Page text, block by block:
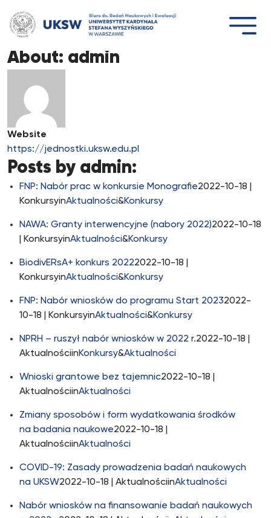
do
treści
About: admin
Website
https://jednostki.uksw.edu.pl
Posts by admin:
FNP: Nabór prac w konkursie Monografie2022-10-18
KonkursyinAktualności&Konkursy
NAWA: Granty interwencyjne (nabory 2022)2022-10-18
| KonkursyinAktualności&Konkursy
BiodivERsA+ konkurs 20222022-10-18
KonkursyinAktualności&Konkursy
FNP: Nabór wniosków do programu Start 20232022-
10-18 | KonkursyinAktualności&Konkursy
NPRH – ruszył nabór wniosków w 2022 r.2022-10-18
AktualnościinKonkursy&Aktualności
Wnioski grantowe bez tajemnic2022-10-18
AktualnościinAktualności
Zmiany sposobów i form wydatkowania środków
na badania naukowe2022-10-18
AktualnościinAktualności
COVID-19: Zasady prowadzenia badań naukowych
na UKSW2022-10-18 | AktualnościinAktualności
Nabór wniosków na finansowanie badań naukowych